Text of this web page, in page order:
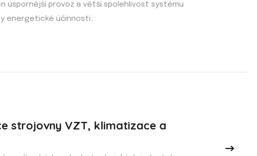
úspornější provoz a větší spolehlivost systému
energetické účinnosti...
strojovny VZT, klimatizace a